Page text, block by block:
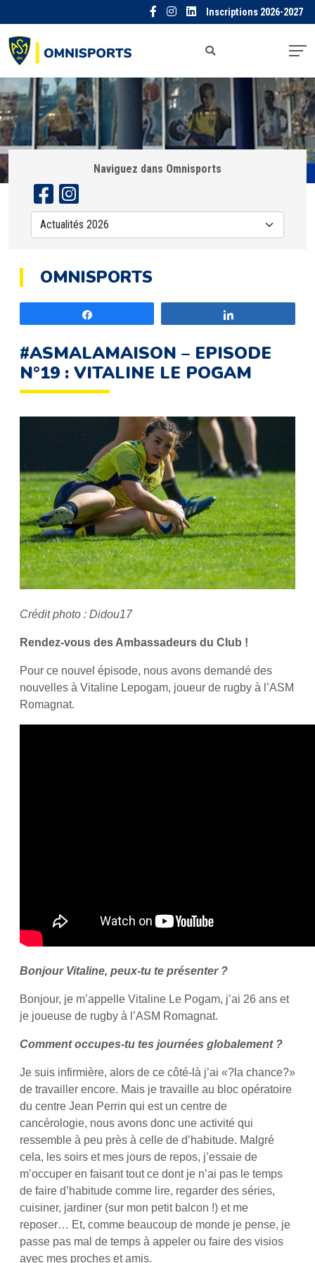
Inscriptions 2026-2027
Naviguez dans Omnisports
OMNISPORTS
#ASMALAMAISON – EPISODE
N°19 : VITALINE LE POGAM
Crédit photo : Didou17
Rendez-vous des Ambassadeurs du Club !
Pour ce nouvel épisode, nous avons demandé des
nouvelles à Vitaline Lepogam, joueur de rugby à l’ASM
Romagnat.
Bonjour Vitaline, peux-tu te présenter ?
Bonjour, je m’appelle Vitaline Le Pogam, j’ai 26 ans et
je joueuse de rugby à l’ASM Romagnat.
Comment occupes-tu tes journées globalement ?
Je suis infirmière, alors de ce côté-là j’ai «?la chance?»
de travailler encore. Mais je travaille au bloc opératoire
du centre Jean Perrin qui est un centre de
cancérologie, nous avons donc une activité qui
ressemble à peu près à celle de d’habitude. Malgré
cela, les soirs et mes jours de repos, j’essaie de
m’occuper en faisant tout ce dont je n’ai pas le temps
de faire d’habitude comme lire, regarder des séries,
cuisiner, jardiner (sur mon petit balcon !) et me
reposer… Et, comme beaucoup de monde je pense, je
passe pas mal de temps à appeler ou faire des visios
avec mes proches et amis.